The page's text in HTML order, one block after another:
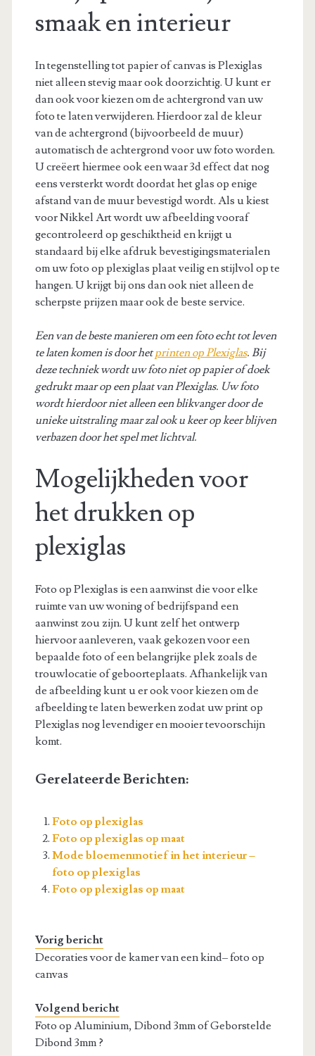
smaak en interieur
In tegenstelling tot papier of canvas is Plexiglas
niet alleen stevig maar ook doorzichtig. U kunt er
dan ook voor kiezen om de achtergrond van uw
foto te laten verwijderen. Hierdoor zal de kleur
van de achtergrond (bijvoorbeeld de muur)
automatisch de achtergrond voor uw foto worden.
U creëert hiermee ook een waar 3d effect dat nog
eens versterkt wordt doordat het glas op enige
afstand van de muur bevestigd wordt. Als u kiest
voor Nikkel Art wordt uw afbeelding vooraf
gecontroleerd op geschiktheid en krijgt u
standaard bij elke afdruk bevestigingsmaterialen
om uw foto op plexiglas plaat veilig en stijlvol op te
hangen. U krijgt bij ons dan ook niet alleen de
scherpste prijzen maar ook de beste service.
Een van de beste manieren om een foto echt tot leven
te laten komen is door hetprinten op Plexiglas. Bij
deze techniek wordt uw foto niet op papier of doek
gedrukt maar op een plaat van Plexiglas. Uw foto
wordt hierdoor niet alleen een blikvanger door de
unieke uitstraling maar zal ook u keer op keer blijven
verbazen door het spel met lichtval.
Mogelijkheden voor
het drukken op
plexiglas
Foto op Plexiglas is een aanwinst die voor elke
ruimte van uw woning of bedrijfspand een
aanwinst zou zijn. U kunt zelf het ontwerp
hiervoor aanleveren, vaak gekozen voor een
bepaalde foto of een belangrijke plek zoals de
trouwlocatie of geboorteplaats. Afhankelijk van
de afbeelding kunt u er ook voor kiezen om de
afbeelding te laten bewerken zodat uw print op
Plexiglas nog levendiger en mooier tevoorschijn
komt.
Gerelateerde Berichten:
Foto op plexiglas
Foto op plexiglas op maat
Mode bloemenmotief in het interieur –
foto op plexiglas
Foto op plexiglas op maat
Vorig bericht
Decoraties voor de kamer van een kind– foto op
canvas
Volgend bericht
Foto op Aluminium, Dibond 3mm of Geborstelde
Dibond 3mm ?